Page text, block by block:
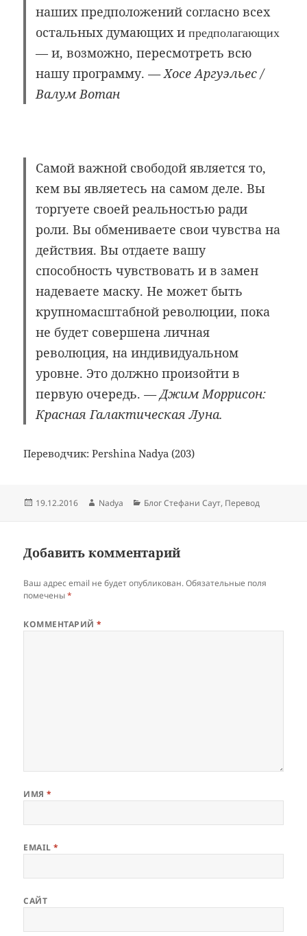
наших предположений согласно всех
остальных думающих ипредполагающих
— и, возможно, пересмотреть всю
нашу программу. — Хосе Аргуэльес /
Валум Вотан
Самой важной свободой является то,
кем вы являетесь на самом деле. Вы
торгуете своей реальностью ради
роли. Вы обмениваете свои чувства на
действия. Вы отдаете вашу
способность чувствовать и в замен
надеваете маску. Не может быть
крупномасштабной революции, пока
не будет совершена личная
революция, на индивидуальном
уровне. Это должно произойти в
первую очередь. — Джим Моррисон:
Красная Галактическая Луна.
Переводчик: Pershina Nadya (203)
Опубликовано
19.12.2016 Автор
Nadya Рубрики
Блог Стефани Саут, Перевод
Добавить комментарий
Ваш адрес email не будет опубликован. Обязательные поля
помечены*
КОММЕНТАРИЙ*
ИМЯ*
EMAIL*
САЙТ